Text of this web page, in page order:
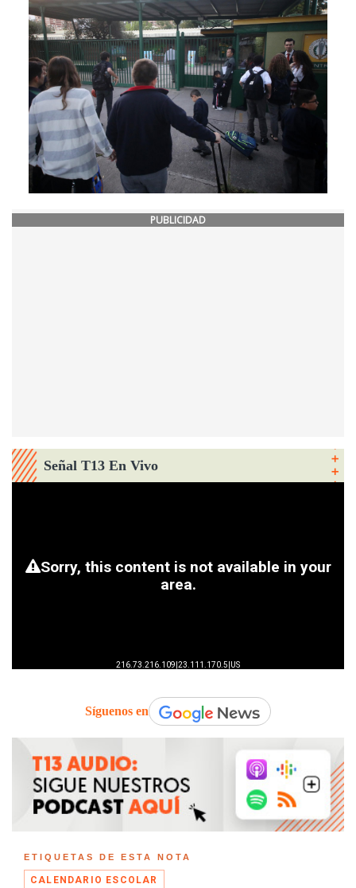
PUBLICIDAD
Señal T13 En Vivo
Síguenos en
ETIQUETAS DE ESTA NOTA
CALENDARIO ESCOLAR